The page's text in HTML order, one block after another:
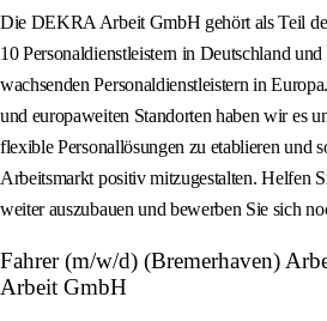
Die DEKRA Arbeit GmbH gehört als Teil
10 Personaldienstleistern in Deutschland und
wachsenden Personaldienstleistern in
und europaweiten Standorten haben wir es
flexible Personallösungen zu etablieren und
Arbeitsmarkt positiv mitzugestalten. Helfen
weiter auszubauen und bewerben Sie sich
Fahrer (m/w/d) (Bremerhaven)
Arbeit GmbH